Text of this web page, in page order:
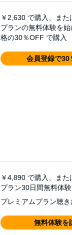
￥2,630 で購入、また
プランの無料体験を
格の30％OFF で購入
会員登録で30
￥4,890 で購入、また
プラン30日間無料体
プレミアムプラン聴き
無料体験を